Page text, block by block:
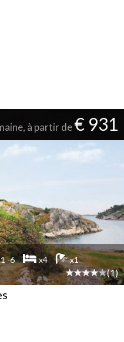
à partir de€ 931
1 -6 x4 x1
(1)